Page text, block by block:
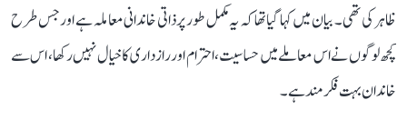
ظاہر کی تھی۔ بیان میں کہا گیا تھا کہ یہ مکمل طور پر ذاتی خاندانی معاملہ ہے اور جس طرح
کچھ لوگوں نے اس معاملے میں حساسیت، احترام اور رازداری کا خیال نہیں رکھا، اس سے
خاندان بہت فکرمند ہے۔